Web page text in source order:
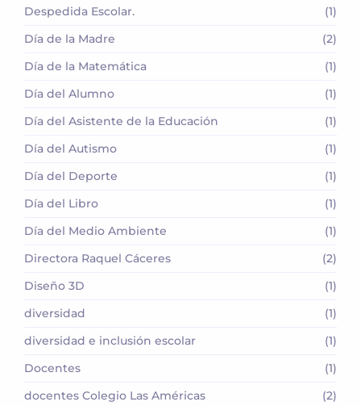
Despedida Escolar.
(1)
Día de la Madre
(2)
Día de la Matemática
(1)
Día del Alumno
(1)
Día del Asistente de la Educación
(1)
Día del Autismo
(1)
Día del Deporte
(1)
Día del Libro
(1)
Día del Medio Ambiente
(1)
Directora Raquel Cáceres
(2)
Diseño 3D
(1)
diversidad
(1)
diversidad e inclusión escolar
(1)
Docentes
(1)
docentes Colegio Las Américas
(2)